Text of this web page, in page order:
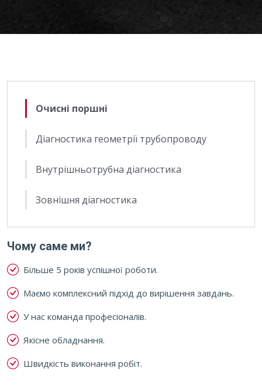
Очисні поршні
Діагностика геометрії трубопроводу
Внутрішньотрубна діагностика
Зовнішня діагностика
Чому саме ми?
Більше 5 років успішної роботи.
Маємо комплексний підхід до вирішення завдань.
У нас команда професіоналів.
Якісне обладнання.
Швидкість виконання робіт.